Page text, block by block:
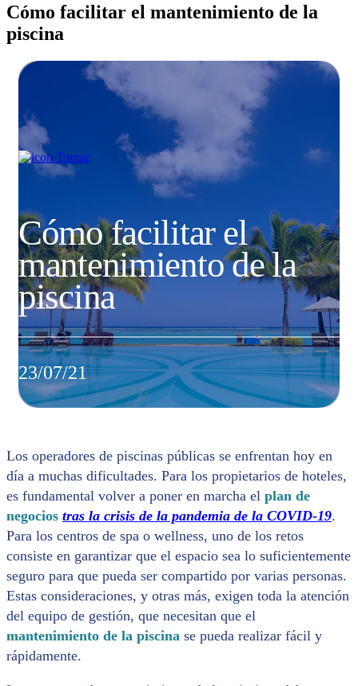
Cómo facilitar el mantenimiento de la
piscina
Tornar
Cómo facilitar el
mantenimiento de la
piscina
23/07/21
Los operadores de piscinas públicas se enfrentan hoy en
día a muchas dificultades. Para los propietarios de hoteles,
es fundamental volver a poner en marcha el plan de
negocios tras la crisis de la pandemia de la COVID-19.
Para los centros de spa o wellness, uno de los retos
consiste en garantizar que el espacio sea lo suficientemente
seguro para que pueda ser compartido por varias personas.
Estas consideraciones, y otras más, exigen toda la atención
del equipo de gestión, que necesitan que el
mantenimiento de la piscina se pueda realizar fácil y
rápidamente.